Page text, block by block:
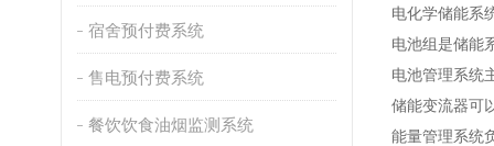
宿舍预付费系统
售电预付费系统
餐饮饮食油烟监测系统
电化学储能系
电池组是储能
电池管理系统
储能变流器可
能量管理系统